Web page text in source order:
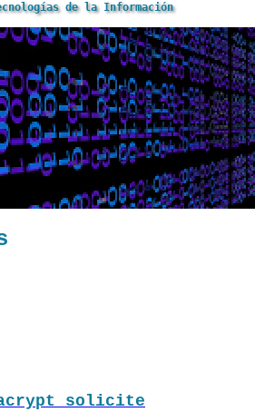
de la Información
solicite